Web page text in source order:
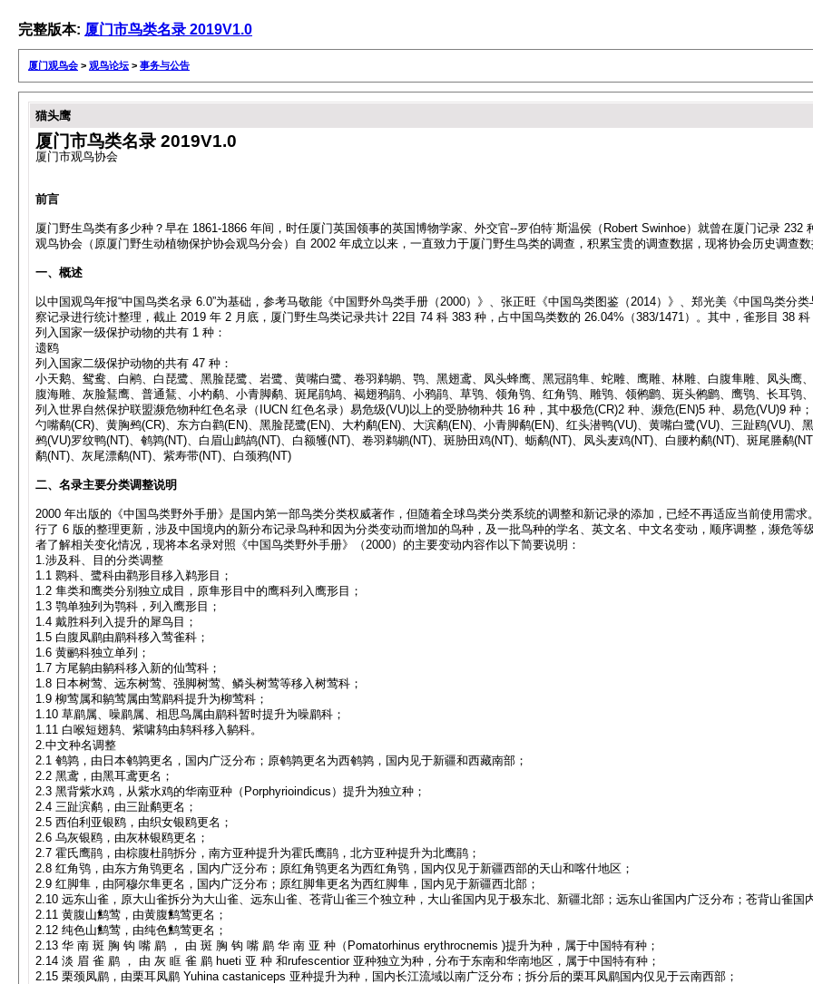
完整版本: 厦门市鸟类名录 2019V1.0
厦门观鸟会 > 观鸟论坛 > 事务与公告
猫头鹰
厦门市鸟类名录 2019V1.0
厦门市观鸟协会
前言
厦门野生鸟类有多少种？早在 1861-1866 年间，时任厦门英国领事的英国博物学家、外交官--罗伯特˙斯温侯（Robert Swinhoe）就曾在厦门记录
观鸟协会（原厦门野生动植物保护协会观鸟分会）自 2002 年成立以来，一直致力于厦门野生鸟类的调查，积累宝贵的调查数据，现将协会历史调查
一、概述
以中国观鸟年报“中国鸟类名录 6.0”为基础，参考马敬能《中国野外鸟类手册（2000）》、张正旺《中国鸟类图鉴（2014）》、郑光美《中国鸟类分
察记录进行统计整理，截止 2019 年 2 月底，厦门野生鸟类记录共计 22目 74 科 383 种，占中国鸟类数的 26.04%（383/1471）。其中，雀形目 38 科
列入国家一级保护动物的共有 1 种：
遗鸥
列入国家二级保护动物的共有 47 种：
小天鹅、鸳鸯、白鹇、白琵鹭、黑脸琵鹭、岩鹭、黄嘴白鹭、卷羽鹈鹕、鹗、黑翅鸢、凤头蜂鹰、黑冠鹃隼、蛇雕、鹰雕、林雕、白腹隼雕、凤头鹰
腹海雕、灰脸鵟鹰、普通鵟、小杓鹬、小青脚鹬、斑尾鹃鸠、褐翅鸦鹃、小鸦鹃、草鸮、领角鸮、红角鸮、雕鸮、领鸺鹠、斑头鸺鹠、鹰鸮、长耳鸮
列入世界自然保护联盟濒危物种红色名录（IUCN 红色名录）易危级(VU)以上的受胁物种共 16 种，其中极危(CR)2 种、濒危(EN)5 种、易危(VU)9 种
勺嘴鹬(CR)、黄胸鹀(CR)、东方白鹳(EN)、黑脸琵鹭(EN)、大杓鹬(EN)、大滨鹬(EN)、小青脚鹬(EN)、红头潜鸭(VU)、黄嘴白鹭(VU)、三趾鸥(VU)
鹀(VU)罗纹鸭(NT)、鹌鹑(NT)、白眉山鹧鸪(NT)、白额鹱(NT)、卷羽鹈鹕(NT)、斑胁田鸡(NT)、蛎鹬(NT)、凤头麦鸡(NT)、白腰杓鹬(NT)、斑尾塍鹬
鹬(NT)、灰尾漂鹬(NT)、紫寿带(NT)、白颈鸦(NT)
二、名录主要分类调整说明
2000 年出版的《中国鸟类野外手册》是国内第一部鸟类分类权威著作，但随着全球鸟类分类系统的调整和新记录的添加，已经不再适应当前使用需
行了 6 版的整理更新，涉及中国境内的新分布记录鸟种和因为分类变动而增加的鸟种，及一批鸟种的学名、英文名、中文名变动，顺序调整，濒危等
者了解相关变化情况，现将本名录对照《中国鸟类野外手册》（2000）的主要变动内容作以下简要说明：
1.涉及科、目的分类调整
1.1 鹮科、鹭科由鹳形目移入鹈形目；
1.2 隼类和鹰类分别独立成目，原隼形目中的鹰科列入鹰形目；
1.3 鹗单独列为鹗科，列入鹰形目；
1.4 戴胜科列入提升的犀鸟目；
1.5 白腹凤鹛由鹛科移入莺雀科；
1.6 黄鹂科独立单列；
1.7 方尾鹟由鹟科移入新的仙莺科；
1.8 日本树莺、远东树莺、强脚树莺、鳞头树莺等移入树莺科；
1.9 柳莺属和鹟莺属由莺鹛科提升为柳莺科；
1.10 草鹛属、噪鹛属、相思鸟属由鹛科暂时提升为噪鹛科；
1.11 白喉短翅鸫、紫啸鸫由鸫科移入鹟科。
2.中文种名调整
2.1 鹌鹑，由日本鹌鹑更名，国内广泛分布；原鹌鹑更名为西鹌鹑，国内见于新疆和西藏南部；
2.2 黑鸢，由黑耳鸢更名；
2.3 黑背紫水鸡，从紫水鸡的华南亚种（Porphyrioindicus）提升为独立种；
2.4 三趾滨鹬，由三趾鹬更名；
2.5 西伯利亚银鸥，由织女银鸥更名；
2.6 乌灰银鸥，由灰林银鸥更名；
2.7 霍氏鹰鹃，由棕腹杜鹃拆分，南方亚种提升为霍氏鹰鹃，北方亚种提升为北鹰鹃；
2.8 红角鸮，由东方角鸮更名，国内广泛分布；原红角鸮更名为西红角鸮，国内仅见于新疆西部的天山和喀什地区；
2.9 红脚隼，由阿穆尔隼更名，国内广泛分布；原红脚隼更名为西红脚隼，国内见于新疆西北部；
2.10 远东山雀，原大山雀拆分为大山雀、远东山雀、苍背山雀三个独立种，大山雀国内见于极东北、新疆北部；远东山雀国内广泛分布；苍背山雀国
2.11 黄腹山鹪莺，由黄腹鹪莺更名；
2.12 纯色山鹪莺，由纯色鹪莺更名；
2.13 华 南 斑 胸 钩 嘴 鹛 ， 由 斑 胸 钩 嘴 鹛 华 南 亚 种（Pomatorhinus erythrocnemis )提升为种，属于中国特有种；
2.14 淡 眉 雀 鹛 ， 由 灰 眶 雀 鹛 hueti 亚 种 和rufescentior 亚种独立为种，分布于东南和华南地区，属于中国特有种；
2.15 栗颈凤鹛，由栗耳凤鹛 Yuhina castaniceps 亚种提升为种，国内长江流域以南广泛分布；拆分后的栗耳凤鹛国内仅见于云南西部；